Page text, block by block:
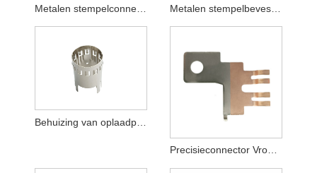
Precisieconnector Vrouwelijke aansluiting Koperen staaf